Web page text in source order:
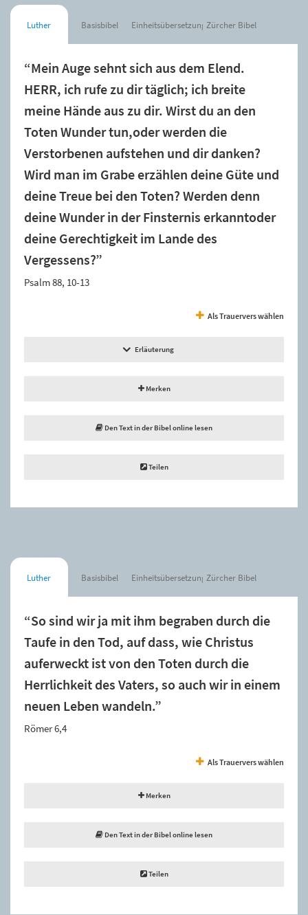
Luther Basisbibel Einheitsübersetzung Zürcher Bibel
“Mein Auge sehnt sich aus dem Elend.
HERR, ich rufe zu dir täglich; ich breite
meine Hände aus zu dir. Wirst du an den
Toten Wunder tun,oder werden die
Verstorbenen aufstehen und dir danken?
Wird man im Grabe erzählen deine Güte und
deine Treue bei den Toten? Werden denn
deine Wunder in der Finsternis erkanntoder
deine Gerechtigkeit im Lande des
Vergessens?”
Psalm 88, 10-13
Als Trauervers wählen
Erläuterung
Merken
Den Text in der Bibel online lesen
Teilen
Luther Basisbibel Einheitsübersetzung Zürcher Bibel
“So sind wir ja mit ihm begraben durch die
Taufe in den Tod, auf dass, wie Christus
auferweckt ist von den Toten durch die
Herrlichkeit des Vaters, so auch wir in einem
neuen Leben wandeln.”
Römer 6,4
Als Trauervers wählen
Merken
Den Text in der Bibel online lesen
Teilen